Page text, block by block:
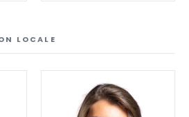
LOCALE